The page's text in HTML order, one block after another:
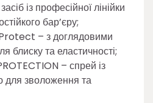
із професійної лінійки
бар’єру;
– з доглядовими
блиску та еластичності;
– спрей із
для зволоження та